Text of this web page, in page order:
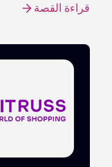
قراءة القصة